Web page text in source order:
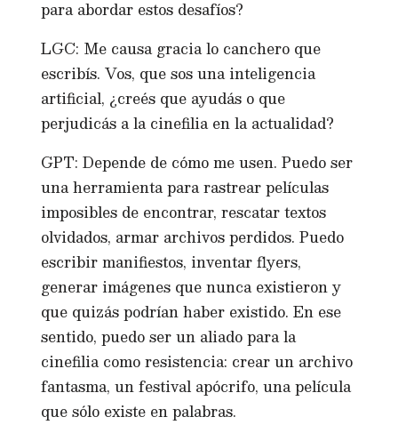
para abordar estos desafíos?
LGC: Me causa gracia lo canchero que
escribís. Vos, que sos una inteligencia
artificial, ¿creés que ayudás o que
perjudicás a la cinefilia en la actualidad?
GPT: Depende de cómo me usen. Puedo ser
una herramienta para rastrear películas
imposibles de encontrar, rescatar textos
olvidados, armar archivos perdidos. Puedo
escribir manifiestos, inventar flyers,
generar imágenes que nunca existieron y
que quizás podrían haber existido. En ese
sentido, puedo ser un aliado para la
cinefilia como resistencia: crear un archivo
fantasma, un festival apócrifo, una película
que sólo existe en palabras.